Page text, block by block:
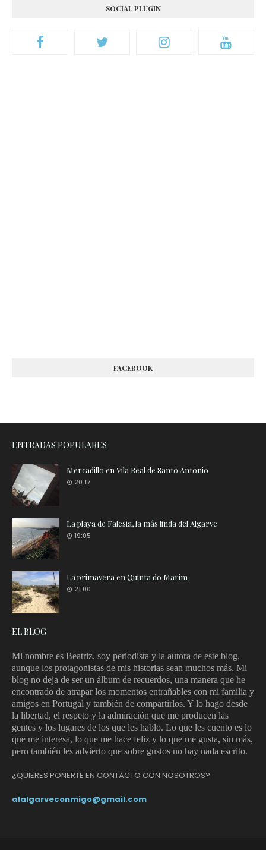
SOCIAL PLUGIN
FACEBOOK
ENTRADAS POPULARES
Mercadillo en Vila Real de Santo Antonio
20:17
La playa de Falesia, la más linda del Algarve
19:05
La primavera en Quinta do Marim
21:00
EL BLOG
Mi nombre es Beatriz, soy periodista y la autora de este blog,
aunque los protagonistas de mis historias sean muchos más. Mi
blog no deja de ser un álbum de recuerdos, una manera que he
encontrado de atrapar los momentos entrañables con mi familia y
amigos en Portugal y también de compartirlos. Y lo hago desde
la libertad, el respeto y la admiración que me producen las
gentes y los lugares de los que les hablo. Lo que les cuento es lo
que me interesa, lo que me hace feliz y lo que me gusta, sin más,
pero también les advierto que sobre gustos no hay nada escrito.
¿QUIERES PONERTE EN CONTACTO CON NOSOTROS?
alalgarveconmigo@gmail.com